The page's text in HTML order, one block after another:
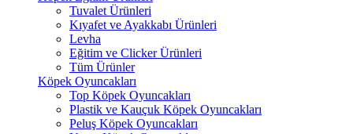
Tuvalet Ürünleri
Kıyafet ve Ayakkabı Ürünleri
Levha
Eğitim ve Clicker Ürünleri
Tüm Ürünler
Köpek Oyuncakları
Top Köpek Oyuncakları
Plastik ve Kauçuk Köpek Oyuncakları
Peluş Köpek Oyuncakları